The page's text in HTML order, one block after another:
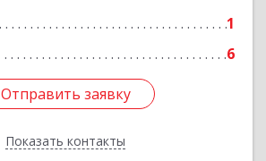
1
6
Отправить заявку
Показать контакты
Отправить заявку
Назад